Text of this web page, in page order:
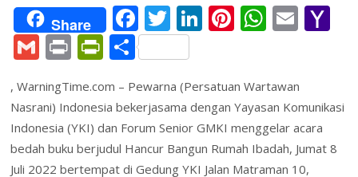
Share F
ac
e
b
o
o
T
w
itt
er
Li
e
dI
n
Pi
e
st
W
s
A
p
E
l o
o
M
G
ai
l
Pr
t
Pr
tF
ri
e
S
ar
e
, WarningTime.com – Pewarna (Persatuan Wartawan
Nasrani) Indonesia bekerjasama dengan Yayasan Komunikasi
Indonesia (YKI) dan Forum Senior GMKI menggelar acara
bedah buku berjudul Hancur Bangun Rumah Ibadah, Jumat 8
Juli 2022 bertempat di Gedung YKI Jalan Matraman 10,